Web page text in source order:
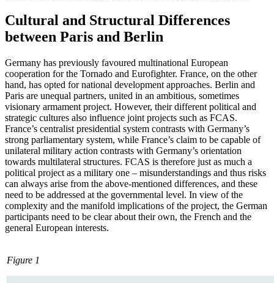
Cultural and Structural Differ­ences
between Paris and Berlin
Germany has previously favoured multi­national European
cooperation for the Tornado and Eurofighter. France, on the other
hand, has opted for national devel­opment approaches. Berlin and
Paris are unequal partners, united in an ambitious, sometimes
visionary armament project. However, their different political and
stra­tegic cultures also influence joint projects such as FCAS.
France’s centralist presidential system contrasts with Germany’s
strong parliamentary system, while France’s claim to be capable of
unilateral military action con­trasts with Germany’s orientation
towards multilateral structures. FCAS is therefore just as much a
political project as a military one – misunderstandings and thus risks
can always arise from the above-mentioned differences, and these
need to be addressed at the governmental level. In view of the
complexity and the manifold implications of the project, the German
participants need to be clear about their own, the French and the
general European interests.
Figure 1